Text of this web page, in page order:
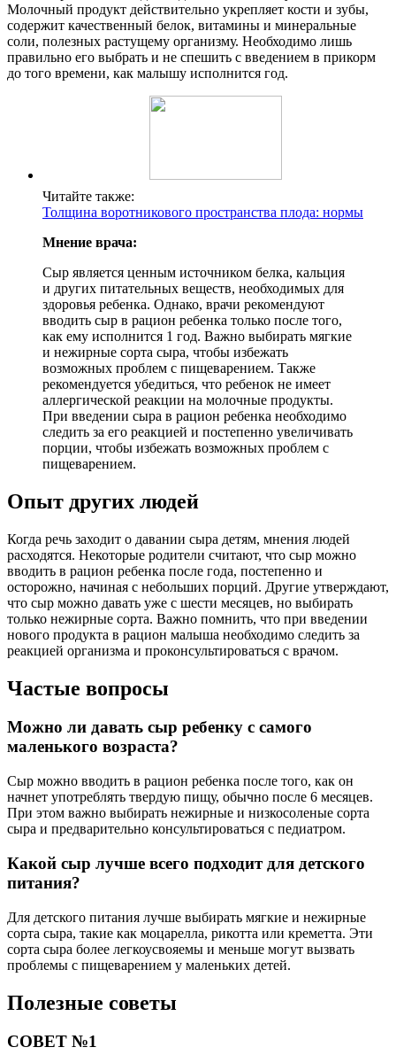
Молочный продукт действительно укрепляет кости и зубы,
содержит качественный белок, витамины и минеральные
соли, полезных растущему организму. Необходимо лишь
правильно его выбрать и не спешить с введением в прикорм
до того времени, как малышу исполнится год.
Читайте также:
Толщина воротникового пространства плода: нормы
Мнение врача:
Сыр является ценным источником белка, кальция
и других питательных веществ, необходимых для
здоровья ребенка. Однако, врачи рекомендуют
вводить сыр в рацион ребенка только после того,
как ему исполнится 1 год. Важно выбирать мягкие
и нежирные сорта сыра, чтобы избежать
возможных проблем с пищеварением. Также
рекомендуется убедиться, что ребенок не имеет
аллергической реакции на молочные продукты.
При введении сыра в рацион ребенка необходимо
следить за его реакцией и постепенно увеличивать
порции, чтобы избежать возможных проблем с
пищеварением.
Опыт других людей
Когда речь заходит о давании сыра детям, мнения людей
расходятся. Некоторые родители считают, что сыр можно
вводить в рацион ребенка после года, постепенно и
осторожно, начиная с небольших порций. Другие утверждают,
что сыр можно давать уже с шести месяцев, но выбирать
только нежирные сорта. Важно помнить, что при введении
нового продукта в рацион малыша необходимо следить за
реакцией организма и проконсультироваться с врачом.
Частые вопросы
Можно ли давать сыр ребенку с самого
маленького возраста?
Сыр можно вводить в рацион ребенка после того, как он
начнет употреблять твердую пищу, обычно после 6 месяцев.
При этом важно выбирать нежирные и низкосоленые сорта
сыра и предварительно консультироваться с педиатром.
Какой сыр лучше всего подходит для детского
питания?
Для детского питания лучше выбирать мягкие и нежирные
сорта сыра, такие как моцарелла, рикотта или креметта. Эти
сорта сыра более легкоусвояемы и меньше могут вызвать
проблемы с пищеварением у маленьких детей.
Полезные советы
СОВЕТ №1